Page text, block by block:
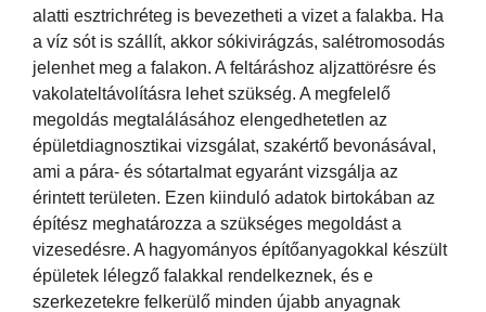
alatti esztrichréteg is bevezetheti a vizet a falakba. Ha
a víz sót is szállít, akkor sókivirágzás, salétromosodás
jelenhet meg a falakon. A feltáráshoz aljzattörésre és
vakolateltávolításra lehet szükség. A megfelelő
megoldás megtalálásához elengedhetetlen az
épületdiagnosztikai vizsgálat, szakértő bevonásával,
ami a pára- és sótartalmat egyaránt vizsgálja az
érintett területen. Ezen kiinduló adatok birtokában az
építész meghatározza a szükséges megoldást a
vizesedésre. A hagyományos építőanyagokkal készült
épületek lélegző falakkal rendelkeznek, és e
szerkezetekre felkerülő minden újabb anyagnak